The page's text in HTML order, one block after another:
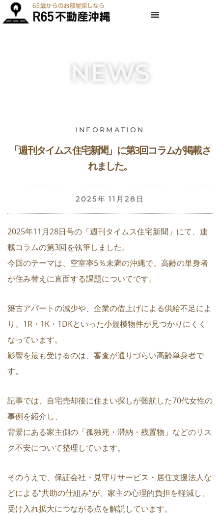
NEWS
INFORMATION
「週刊タイムス住宅新聞」に第3回コラムが掲載さ
れました。
2025年 11月28日
2025年11月28日号の「週刊タイムス住宅新聞」にて、連
載コラムの第3回を執筆しました。
今回のテーマは、空室率5％未満の沖縄で、高齢の単身者
が住み替えに直面する課題についてです。
築古アパートの減少や、企業の借上げによる供給不足によ
り、1R・1K・1DKといった小規模物件が見つかりにくく
なっています。
影響を最も受けるのは、審査が通りづらい高齢単身者で
す。
記事では、自宅売却後に住まい探しが難航した70代女性の
事例を紹介し、
背景にある家主側の「孤独死・滞納・残置物」などのリス
ク不安について整理しています。
そのうえで、保証会社・見守りサービス・居住支援法人な
どによる“共助の仕組み”が、家主の心理的負担を軽減し、
受け入れ拡大につながる点を解説しています。